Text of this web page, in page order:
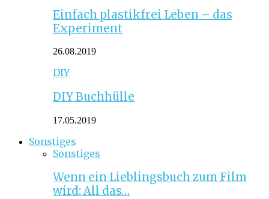
Einfach plastikfrei Leben – das
Experiment
26.08.2019
DIY
DIY Buchhülle
17.05.2019
Sonstiges
Sonstiges
Wenn ein Lieblingsbuch zum Film
wird: All das…